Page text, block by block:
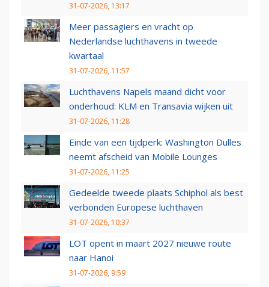
31-07-2026, 13:17
Meer passagiers en vracht op
Nederlandse luchthavens in tweede
kwartaal
31-07-2026, 11:57
Luchthavens Napels maand dicht voor
onderhoud: KLM en Transavia wijken uit
31-07-2026, 11:28
Einde van een tijdperk: Washington Dulles
neemt afscheid van Mobile Lounges
31-07-2026, 11:25
Gedeelde tweede plaats Schiphol als best
verbonden Europese luchthaven
31-07-2026, 10:37
LOT opent in maart 2027 nieuwe route
naar Hanoi
31-07-2026, 9:59